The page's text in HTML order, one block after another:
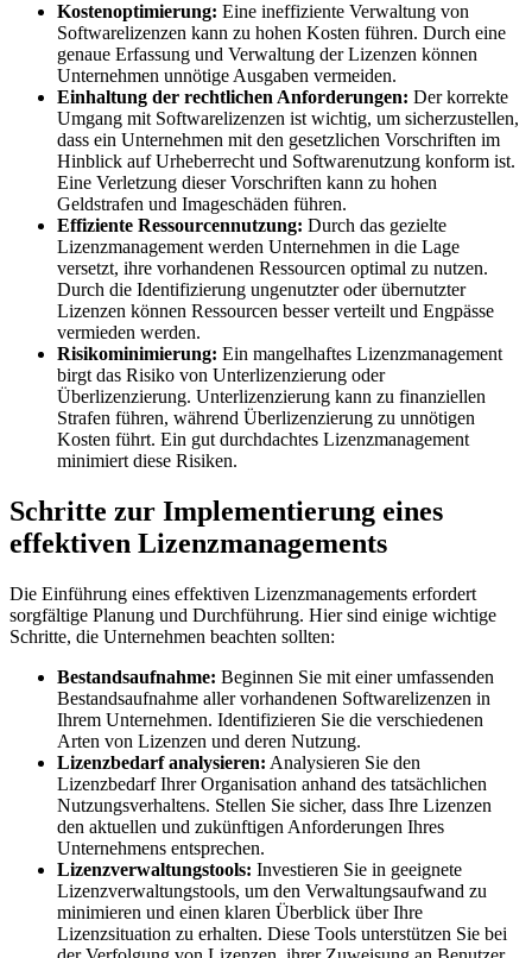
Kostenoptimierung: Eine ineffiziente Verwaltung von
Softwarelizenzen kann zu hohen Kosten führen. Durch eine
genaue Erfassung und Verwaltung der Lizenzen können
Unternehmen unnötige Ausgaben vermeiden.
Einhaltung der rechtlichen Anforderungen: Der korrekte
Umgang mit Softwarelizenzen ist wichtig, um sicherzustellen,
dass ein Unternehmen mit den gesetzlichen Vorschriften im
Hinblick auf Urheberrecht und Softwarenutzung konform ist.
Eine Verletzung dieser Vorschriften kann zu hohen
Geldstrafen und Imageschäden führen.
Effiziente Ressourcennutzung: Durch das gezielte
Lizenzmanagement werden Unternehmen in die Lage
versetzt, ihre vorhandenen Ressourcen optimal zu nutzen.
Durch die Identifizierung ungenutzter oder übernutzter
Lizenzen können Ressourcen besser verteilt und Engpässe
vermieden werden.
Risikominimierung: Ein mangelhaftes Lizenzmanagement
birgt das Risiko von Unterlizenzierung oder
Überlizenzierung. Unterlizenzierung kann zu finanziellen
Strafen führen, während Überlizenzierung zu unnötigen
Kosten führt. Ein gut durchdachtes Lizenzmanagement
minimiert diese Risiken.
Schritte zur Implementierung eines
effektiven Lizenzmanagements
Die Einführung eines effektiven Lizenzmanagements erfordert
sorgfältige Planung und Durchführung. Hier sind einige wichtige
Schritte, die Unternehmen beachten sollten:
Bestandsaufnahme: Beginnen Sie mit einer umfassenden
Bestandsaufnahme aller vorhandenen Softwarelizenzen in
Ihrem Unternehmen. Identifizieren Sie die verschiedenen
Arten von Lizenzen und deren Nutzung.
Lizenzbedarf analysieren: Analysieren Sie den
Lizenzbedarf Ihrer Organisation anhand des tatsächlichen
Nutzungsverhaltens. Stellen Sie sicher, dass Ihre Lizenzen
den aktuellen und zukünftigen Anforderungen Ihres
Unternehmens entsprechen.
Lizenzverwaltungstools: Investieren Sie in geeignete
Lizenzverwaltungstools, um den Verwaltungsaufwand zu
minimieren und einen klaren Überblick über Ihre
Lizenzsituation zu erhalten. Diese Tools unterstützen Sie bei